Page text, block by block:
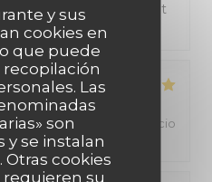
y sus
cookies en
que puede
Las
son
y se instalan
cookies
su
a tous ceux qui veulent
2
/5 Menú:5/5
Calidad / Precio